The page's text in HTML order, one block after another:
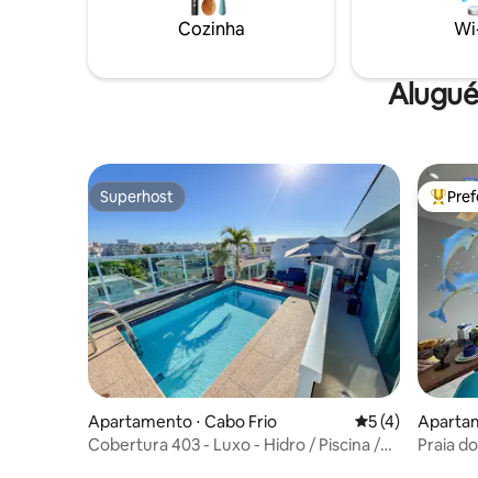
Cozinha
Superhost
Superhost
Apartamento ⋅ Cabo Frio 5 de uma
5 (4)
Cobertura 403 - Luxo - Hidro / Piscina /
Entre
Praia